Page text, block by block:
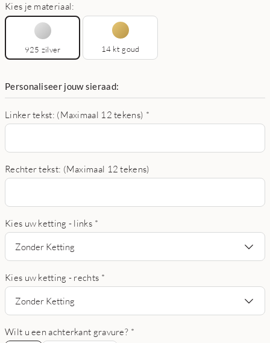
Kies je materiaal:
925 zilver 14 kt goud
Personaliseer jouw sieraad:
Linker tekst: (Maximaal 12 tekens) *
Rechter tekst: (Maximaal 12 tekens)
Kies uw ketting - links *
Zonder Ketting
Kies uw ketting - rechts *
Zonder Ketting
Wilt u een achterkant gravure? *
Nee